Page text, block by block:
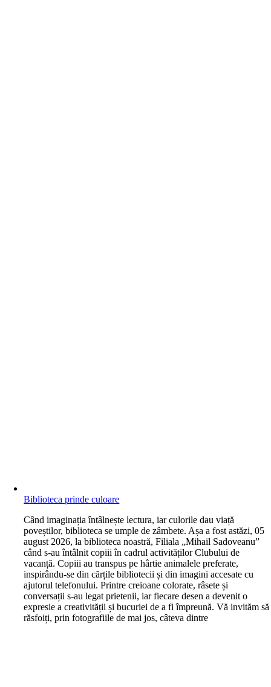
Biblioteca prinde culoare
Când imaginația întâlnește lectura, iar culorile dau viață
poveștilor, biblioteca se umple de zâmbete. Așa a fost astăzi, 05
august 2026, la biblioteca noastră, Filiala „Mihail Sadoveanu”
când s-au întâlnit copiii în cadrul activităților Clubului de
vacanță. Copiii au transpus pe hârtie animalele preferate,
inspirându-se din cărțile bibliotecii și din imagini accesate cu
ajutorul telefonului. Printre creioane colorate, râsete și
conversații s-au legat prietenii, iar fiecare desen a devenit o
expresie a creativității și bucuriei de a fi împreună. Vă invităm să
răsfoiți, prin fotografiile de mai jos, câteva dintre